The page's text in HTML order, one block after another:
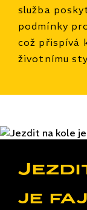
služba
podmínky
což přispívá
životnímu
je